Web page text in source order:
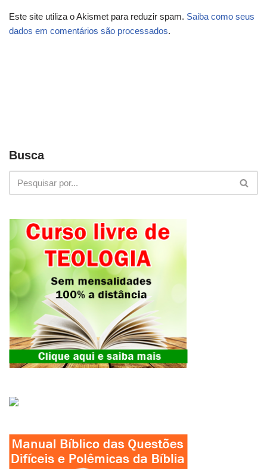
Este site utiliza o Akismet para reduzir spam. Saiba como seus
dados em comentários são processados.
Busca